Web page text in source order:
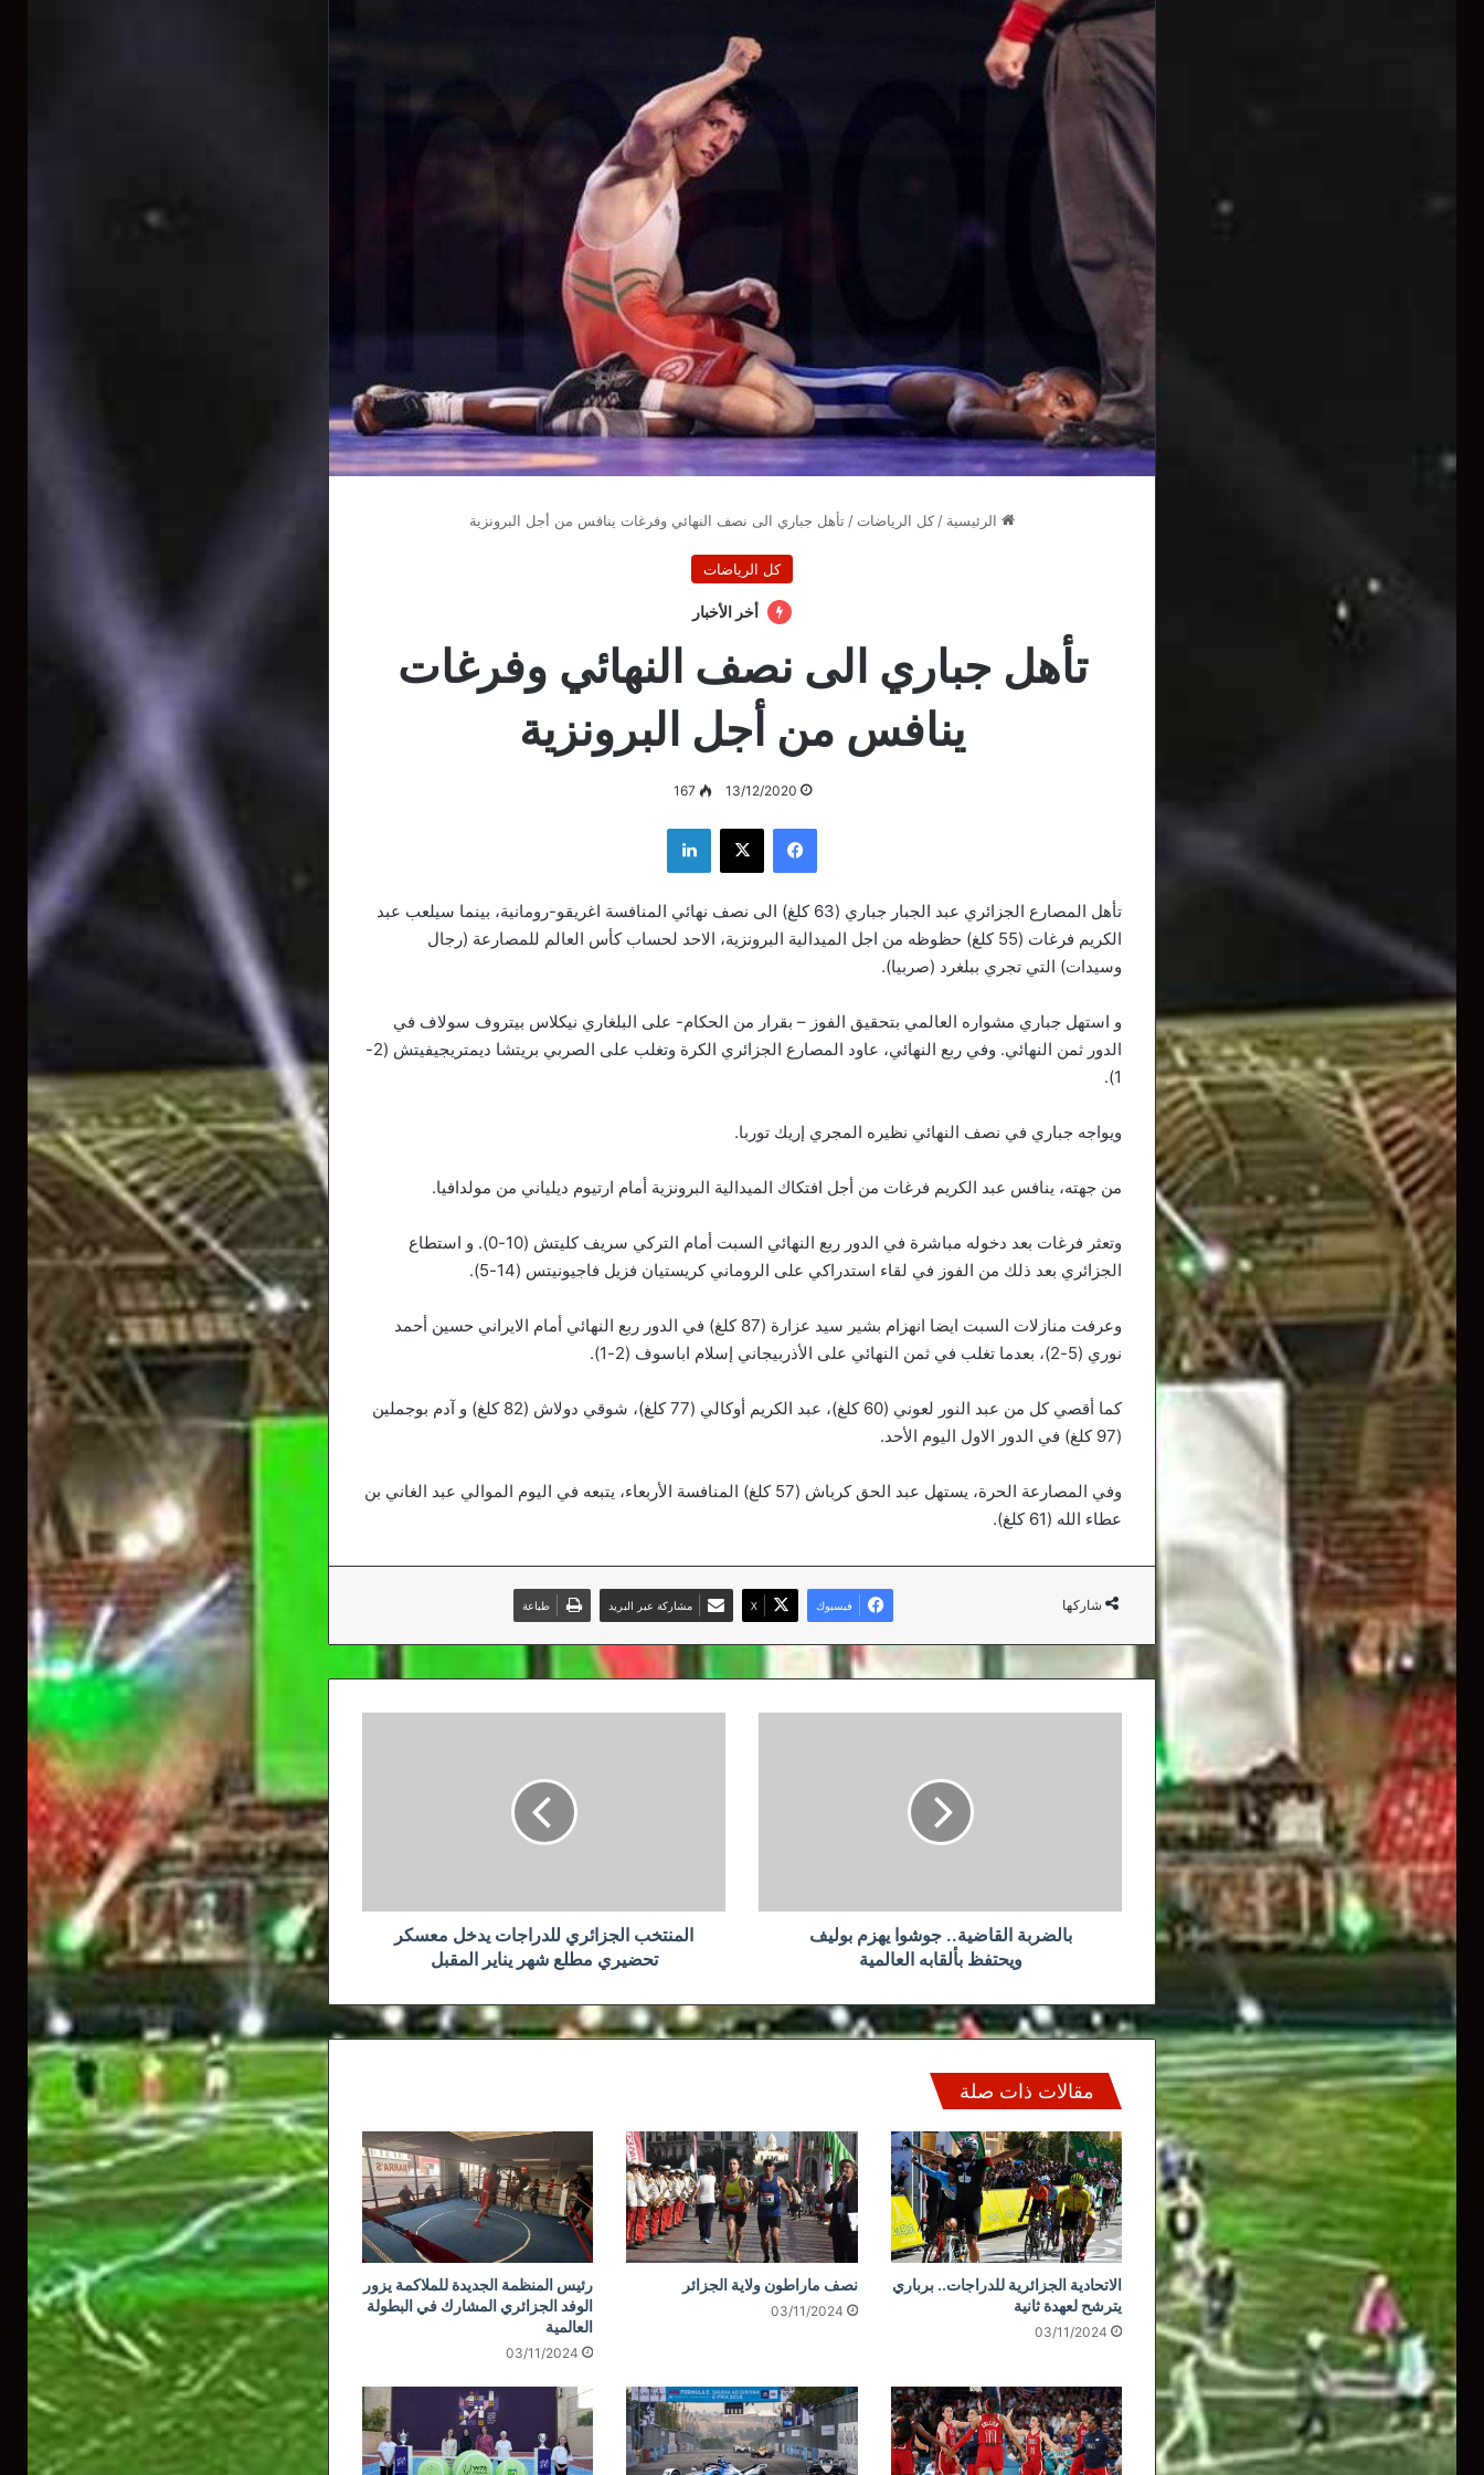
الرئيسية /كل الرياضات /تأهل جباري الى نصف النهائي وفرغات ينافس من أجل البرونزية
كل الرياضات
أخر الأخبار
تأهل جباري الى نصف النهائي وفرغات
ينافس من أجل البرونزية
13/12/2020
167
فيسبوك ‫X لينكدإن
تأهل المصارع الجزائري عبد الجبار جباري (63 كلغ) الى نصف نهائي المنافسة اغريقو-رومانية، بينما سيلعب عبد
الكريم فرغات (55 كلغ) حظوظه من اجل الميدالية البرونزية، الاحد لحساب كأس العالم للمصارعة (رجال
وسيدات) التي تجري ببلغرد (صربيا).
و استهل جباري مشواره العالمي بتحقيق الفوز – بقرار من الحكام- على البلغاري نيكلاس بيتروف سولاف في
الدور ثمن النهائي. وفي ربع النهائي، عاود المصارع الجزائري الكرة وتغلب على الصربي بريتشا ديمتريجيفيتش (2-
1).
ويواجه جباري في نصف النهائي نظيره المجري إريك توربا.
من جهته، ينافس عبد الكريم فرغات من أجل افتكاك الميدالية البرونزية أمام ارتيوم ديلياني من مولدافيا.
وتعثر فرغات بعد دخوله مباشرة في الدور ربع النهائي السبت أمام التركي سريف كليتش (10-0). و استطاع
الجزائري بعد ذلك من الفوز في لقاء استدراكي على الروماني كريستيان فزيل فاجيونيتس (14-5).
وعرفت منازلات السبت ايضا انهزام بشير سيد عزارة (87 كلغ) في الدور ربع النهائي أمام الايراني حسين أحمد
نوري (5-2)، بعدما تغلب في ثمن النهائي على الأذربيجاني إسلام اباسوف (2-1).
كما أقصي كل من عبد النور لعوني (60 كلغ)، عبد الكريم أوكالي (77 كلغ)، شوقي دولاش (82 كلغ) و آدم بوجملين
(97 كلغ) في الدور الاول اليوم الأحد.
وفي المصارعة الحرة، يستهل عبد الحق كرباش (57 كلغ) المنافسة الأربعاء، يتبعه في اليوم الموالي عبد الغاني بن
عطاء الله (61 كلغ).
شاركها فيسبوك ‫X مشاركة عبر البريد طباعة
بالضربة القاضية.. جوشوا يهزم بوليف
ويحتفظ بألقابه العالمية
يناير
المقبلالمنتخب الجزائري للدراجات يدخل معسكر
تحضيري مطلع شهر يناير المقبل
مقالات ذات صلة
الاتحادية الجزائرية للدراجات.. برباري
يترشح لعهدة ثانية
03/11/2024
نصف ماراطون ولاية الجزائر
03/11/2024
رئيس المنظمة الجديدة للملاكمة يزور
الوفد الجزائري المشارك في البطولة
العالمية
03/11/2024